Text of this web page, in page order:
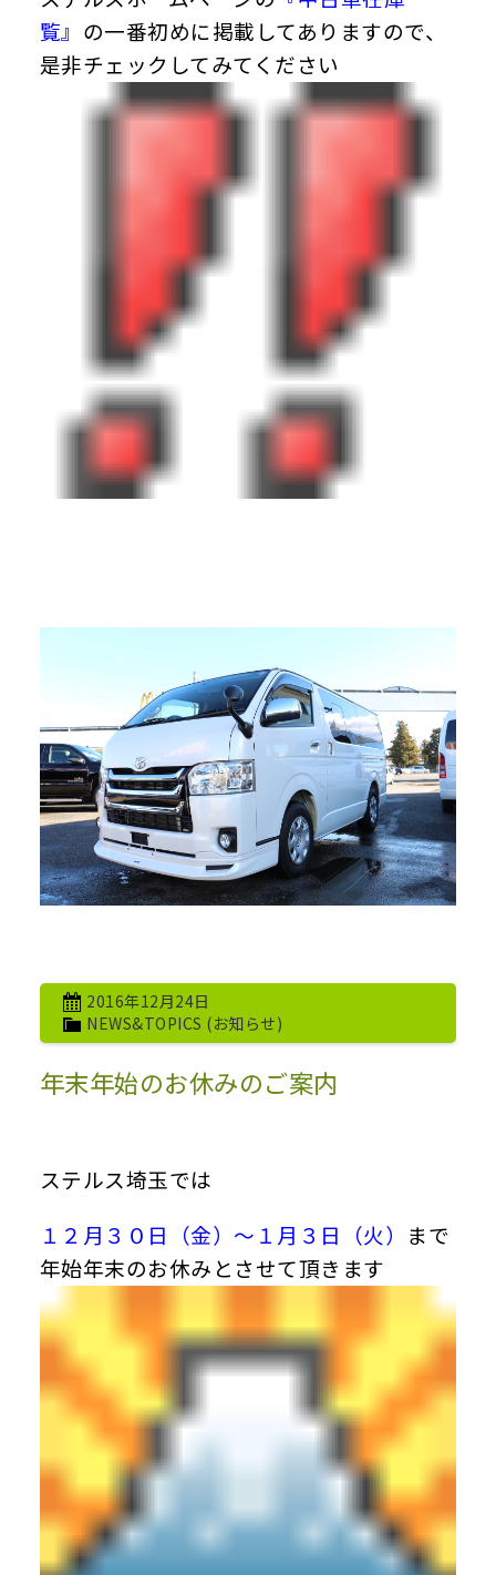
覧』 の一番初めに掲載してありますので、
是非チェックしてみてください
2016年12月24日
NEWS&TOPICS (お知らせ)
年末年始のお休みのご案内
ステルス埼玉では
１２月３０日（金）～１月３日（火） まで
年始年末のお休みとさせて頂きます